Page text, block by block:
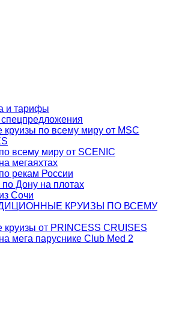
и тарифы
круизы по всему миру от MSC
всему миру от SCENIC
мегаяхтах
рекам России
Дону на плотах
Сочи
КРУИЗЫ ПО ВСЕМУ
круизы от PRINCESS CRUISES
мега паруснике Club Med 2